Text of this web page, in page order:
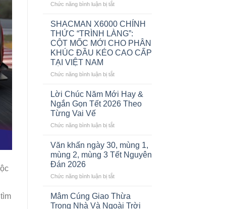
Chức năng bình luận bị tắtở
Xe
Đầu
Kéo
Shacman
2026:
Nhật
Giá
Mới
Nhất
SHACMAN X6000 CHÍNH
THỨC “TRÌNH LÀNG”:
CỘT MỐC MỚI CHO PHÂN
KHÚC ĐẦU KÉO CAO CẤP
TẠI VIỆT NAM
Chức năng bình luận bị tắtở
X6000
CHÍNH
THỨC
LÀNG”:
MỐC
MỚI
CHO
KHÚC
KÉO
CAO
Lời Chúc Năm Mới Hay &
Ngắn Gọn Tết 2026 Theo
Từng Vai Vế
Chức năng bình luận bị tắtở
Chúc
Năm
Mới
&
Gọn
Tết
Văn khấn ngày 30, mùng 1,
mùng 2, mùng 3 Tết Nguyên
Đán 2026
Chức năng bình luận bị tắtở
khấn
ngày
Mâm Cúng Giao Thừa
Trong Nhà Và Ngoài Trời